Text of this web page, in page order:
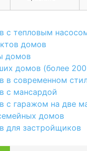
с тепловым
домов
домов
домов (более
в современном
с мансардой
с гаражом на две
домов
для застройщиков